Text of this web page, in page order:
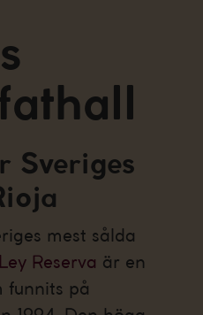
Sveriges
mest sålda
Reserva är en
funnits på